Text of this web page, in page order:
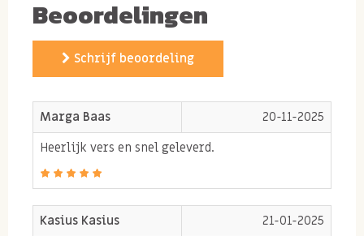
laat de smaak van de gebrande noten het beste naar
Macadamia noten gebruiken
Gebrande macadamia noten zijn heerlijk om zo op te
eten of te gebruiken in l
Ingrediënten:MACADAMIA PINDA-olie
Beoordelingen
Schrijf beoordeling
Marga Baas
20-11-2025
Heerlijk vers en snel geleverd.
Kasius Kasius
21-01-2025